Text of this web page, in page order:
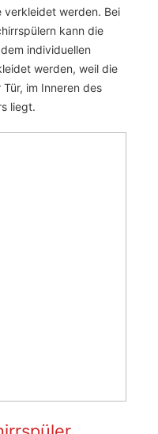
verkleidet werden. Bei
kann die
individuellen
werden, weil die
im Inneren des
liegt.